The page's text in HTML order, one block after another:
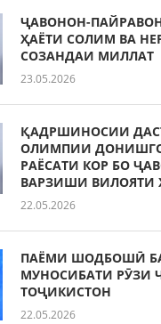
ҶАВОНОН-
ҲАЁТИ СОЛИМ ВА
СОЗАНДАИ МИЛЛАТ
23.05.2026
ҚАДРШИНОСИИ
ОЛИМПИИ
РАЁСАТИ КОР БО
ВАРЗИШИ ВИЛОЯТИ
22.05.2026
ПАЁМИ ШОДБОШӢ
МУНОСИБАТИ РӮЗИ
ТОҶИКИСТОН
22.05.2026